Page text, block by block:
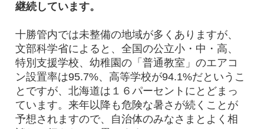
継続しています。
十勝管内では未整備の地域が多くありますが、
文部科学省によると、全国の公立小・中・高、
特別支援学校、幼稚園の「普通教室」のエアコ
ン設置率は95.7%、高等学校が94.1%だというこ
とですが、北海道は１６パーセントにとどまっ
ています。来年以降も危険な暑さが続くことが
予想されますので、自治体のみなさまとよく相